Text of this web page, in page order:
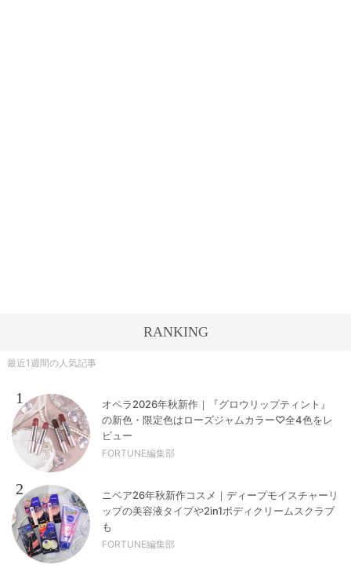
RANKING
最近1週間の人気記事
1
オペラ2026年秋新作｜『グロウリップティント』
の新色・限定色はローズジャムカラー♡全4色をレ
ビュー
FORTUNE編集部
2
ニベア26年秋新作コスメ｜ディープモイスチャーリ
ップの美容液タイプや2in1ボディクリームスクラブ
も
FORTUNE編集部